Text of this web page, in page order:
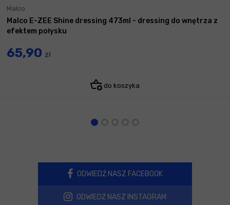
Malco
Malco E-ZEE Shine dressing 473ml - dressing do wnętrza z
efektem połysku
65,90 zł
do koszyka
ODWIEDŹ NASZ FACEBOOK
ODWIEDŹ NASZ INSTAGRAM